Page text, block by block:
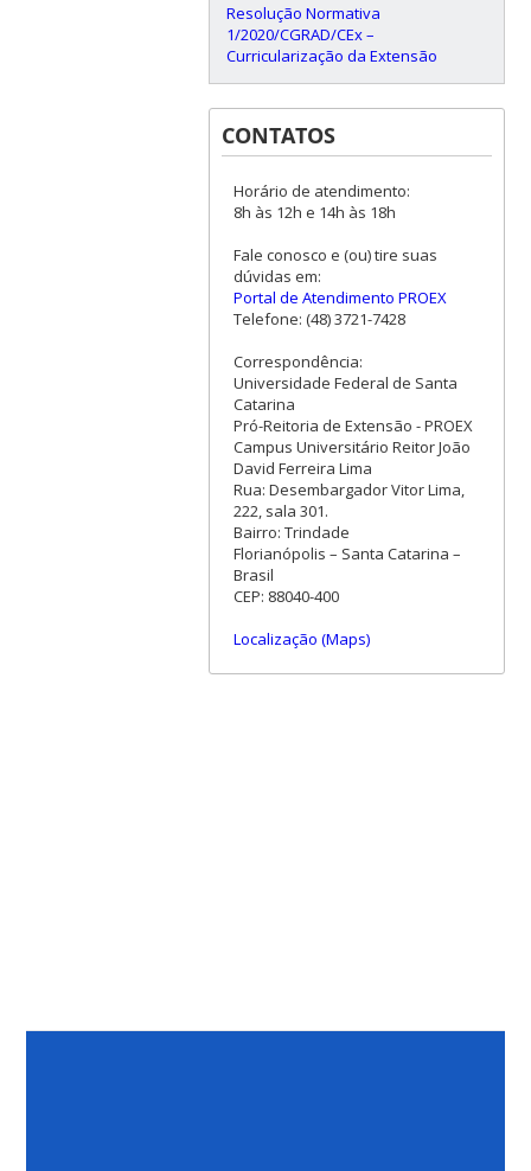
Resolução Normativa
1/2020/CGRAD/CEx –
Curricularização da Extensão
CONTATOS
Horário de atendimento:
8h às 12h e 14h às 18h
Fale conosco e (ou) tire suas
dúvidas em:
Portal de Atendimento PROEX
Telefone: (48) 3721-7428
Correspondência:
Universidade Federal de Santa
Catarina
Pró-Reitoria de Extensão - PROEX
Campus Universitário Reitor João
David Ferreira Lima
Rua: Desembargador Vitor Lima,
222, sala 301.
Bairro: Trindade
Florianópolis – Santa Catarina –
Brasil
CEP: 88040-400
Localização (Maps)